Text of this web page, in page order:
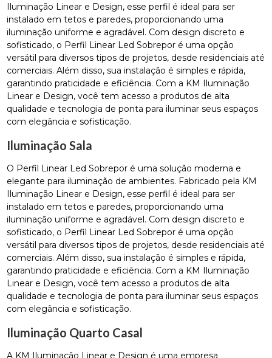
Iluminação Linear e Design, esse perfil é ideal para ser
instalado em tetos e paredes, proporcionando uma
iluminação uniforme e agradável. Com design discreto e
sofisticado, o Perfil Linear Led Sobrepor é uma opção
versátil para diversos tipos de projetos, desde residenciais até
comerciais. Além disso, sua instalação é simples e rápida,
garantindo praticidade e eficiência. Com a KM Iluminação
Linear e Design, você tem acesso a produtos de alta
qualidade e tecnologia de ponta para iluminar seus espaços
com elegância e sofisticação.
Iluminação Sala
O Perfil Linear Led Sobrepor é uma solução moderna e
elegante para iluminação de ambientes. Fabricado pela KM
Iluminação Linear e Design, esse perfil é ideal para ser
instalado em tetos e paredes, proporcionando uma
iluminação uniforme e agradável. Com design discreto e
sofisticado, o Perfil Linear Led Sobrepor é uma opção
versátil para diversos tipos de projetos, desde residenciais até
comerciais. Além disso, sua instalação é simples e rápida,
garantindo praticidade e eficiência. Com a KM Iluminação
Linear e Design, você tem acesso a produtos de alta
qualidade e tecnologia de ponta para iluminar seus espaços
com elegância e sofisticação.
Iluminação Quarto Casal
A KM Iluminação Linear e Design é uma empresa